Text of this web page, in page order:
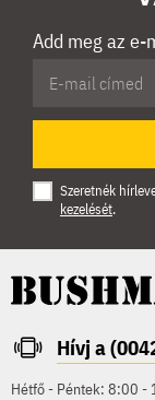
Add meg az e-
Szeretnék
kezelését.
Hívj a
Hétfő - Péntek: 8:00 -